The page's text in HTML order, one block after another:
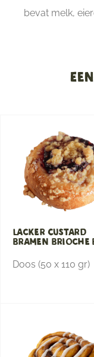
bevat melk,
Lacker Custard
Bramen Brioche
Doos (50 x 110 gr)